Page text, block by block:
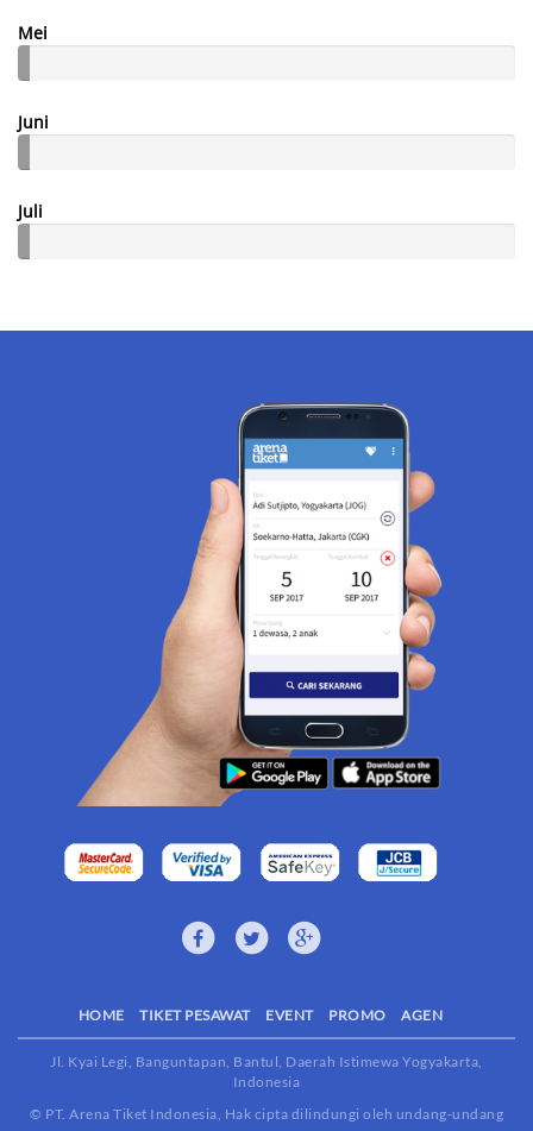
Mei
Juni
Juli
HOME TIKET PESAWAT EVENT PROMO AGEN
Jl. Kyai Legi, Banguntapan, Bantul, Daerah Istimewa Yogyakarta,
Indonesia
© PT. Arena Tiket Indonesia, Hak cipta dilindungi oleh undang-undang